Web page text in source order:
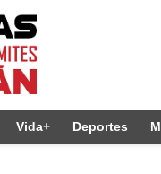
Vida+ Deportes